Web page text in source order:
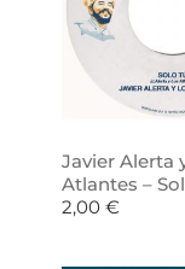
Javier Alerta
Atlantes –
2,00 €